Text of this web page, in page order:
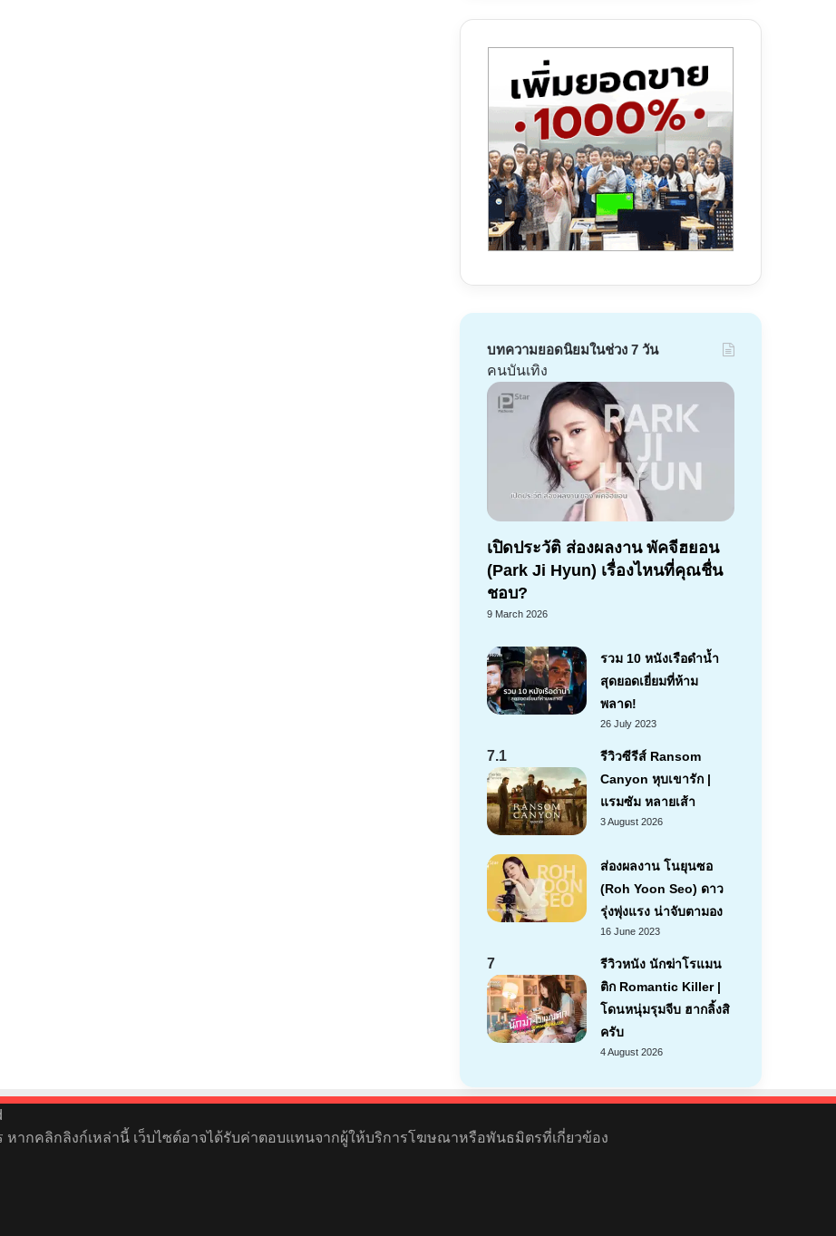
บทความยอดนิยมในช่วง 7 วัน
คนบันเทิง
เปิดประวัติ ส่องผลงาน พัคจีฮยอน
(Park Ji Hyun) เรื่องไหนที่คุณชื่น
ชอบ?
9 March 2026
รวม 10 หนังเรือดำน้ำ
สุดยอดเยี่ยมที่ห้าม
พลาด!
26 July 2023
7.1
รีวิวซีรีส์ Ransom
Canyon หุบเขารัก |
แรมซัม หลายเส้า
3 August 2026
ส่องผลงาน โนยุนซอ
(Roh Yoon Seo) ดาว
รุ่งพุ่งแรง น่าจับตามอง
16 June 2023
7
รีวิวหนัง นักฆ่าโรแมน
ติก Romantic Killer |
โดนหนุ่มรุมจีบ ฮากลิ้งสิ
ครับ
4 August 2026
ากคลิกลิงก์เหล่านี้ เว็บไซต์อาจได้รับค่าตอบแทนจากผู้ให้บริการโฆษณาหรือพันธมิตรที่เกี่ยวข้อง